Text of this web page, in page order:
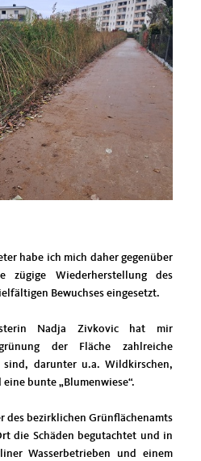
habe ich mich daher gegenüber
zügige Wiederherstellung des
Bewuchses eingesetzt.
Nadja Zivkovic hat mir
der Fläche zahlreiche
sind, darunter u.a. Wildkirschen,
bunte „Blumenwiese“.
des bezirklichen Grünflächenamts
die Schäden begutachtet und in
Wasserbetrieben und einem